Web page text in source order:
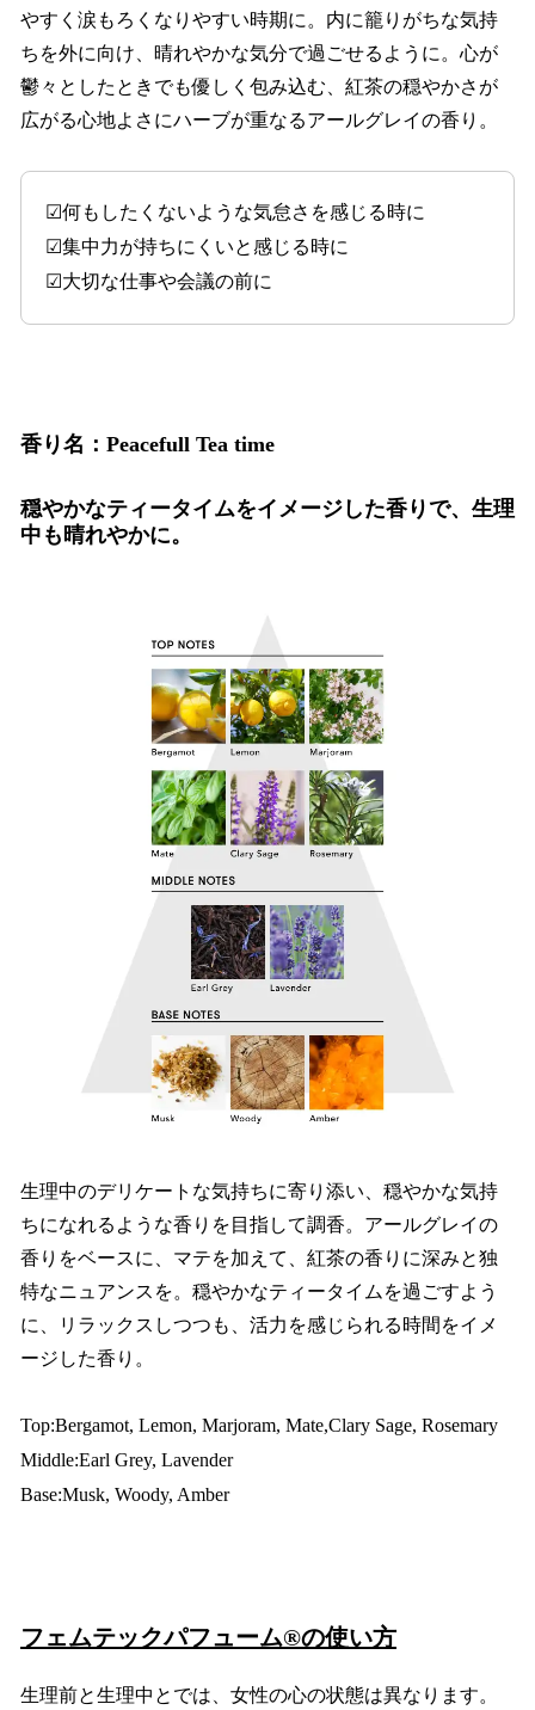
やすく涙もろくなりやすい時期に。内に籠りがちな気持
ちを外に向け、晴れやかな気分で過ごせるように。心が
鬱々としたときでも優しく包み込む、紅茶の穏やかさが
広がる心地よさにハーブが重なるアールグレイの香り。
☑何もしたくないような気怠さを感じる時に
☑集中力が持ちにくいと感じる時に
☑大切な仕事や会議の前に
香り名：Peacefull Tea time
穏やかなティータイムをイメージした香りで、生理
中も晴れやかに。
生理中のデリケートな気持ちに寄り添い、穏やかな気持
ちになれるような香りを目指して調香。アールグレイの
香りをベースに、マテを加えて、紅茶の香りに深みと独
特なニュアンスを。穏やかなティータイムを過ごすよう
に、リラックスしつつも、活力を感じられる時間をイメ
ージした香り。
Top:Bergamot, Lemon, Marjoram, Mate,Clary Sage, Rosemary
Middle:Earl Grey, Lavender
Base:Musk, Woody, Amber
フェムテックパフューム®の使い方
生理前と生理中とでは、女性の心の状態は異なります。